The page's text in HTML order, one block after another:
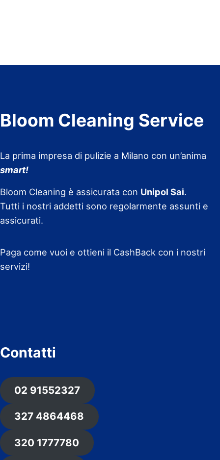
Bloom Cleaning Service
La prima impresa di pulizie a Milano con un’anima
smart!
Bloom Cleaning è assicurata con Unipol Sai.
Tutti i nostri addetti sono regolarmente assunti e
assicurati.
Paga come vuoi e ottieni il CashBack con i nostri
servizi!
Contatti
02 91552327
327 4864468
320 1777780